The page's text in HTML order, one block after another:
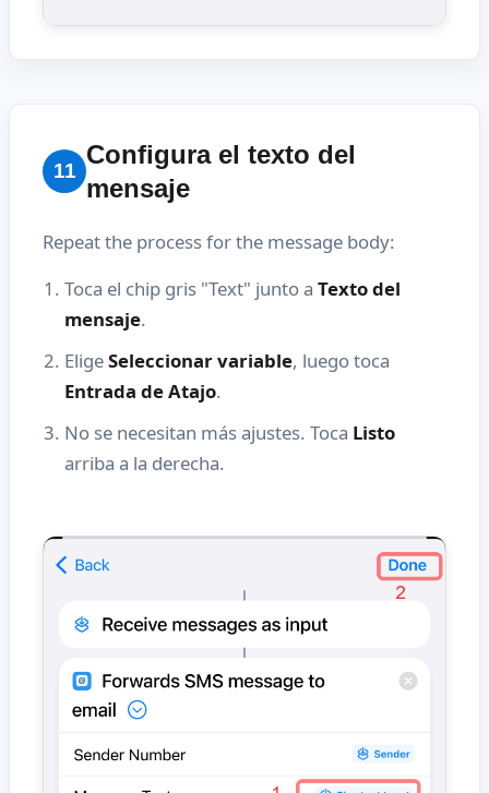
11
Configura el texto del
mensaje
Repeat the process for the message body:
Toca el chip gris "Text" junto a Texto del
mensaje.
EligeSeleccionar variable, luego toca
Entrada de Atajo.
No se necesitan más ajustes. Toca Listo
arriba a la derecha.